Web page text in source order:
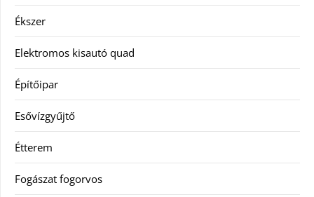
Ékszer
Elektromos kisautó quad
Építőipar
Esővízgyűjtő
Étterem
Fogászat fogorvos